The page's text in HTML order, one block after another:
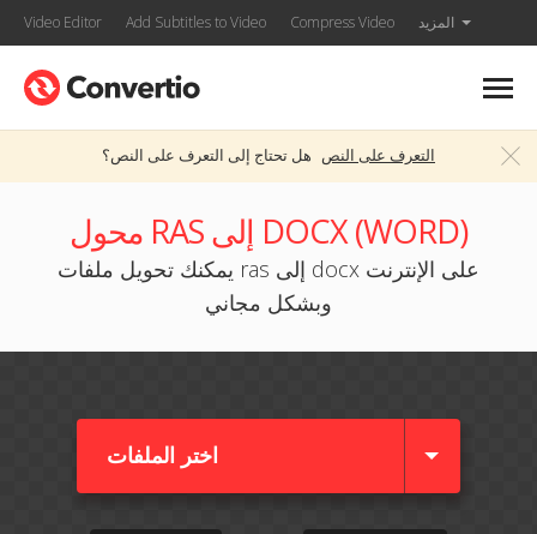
Video Editor Add Subtitles to Video Compress Video المزيد
هل تحتاج إلى التعرف على النص؟ التعرف على النص
محول RAS إلى DOCX (WORD)
يمكنك تحويل ملفات ras إلى docx على الإنترنت
وبشكل مجاني
اختر الملفات